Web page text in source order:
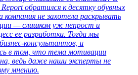
обратился к десятку обувных
компания не захотела раскрывать
— слишком уж непрост и
ее разработки. Тогда мы
консультантов, и
в том, что тема мотивации
ведь даже наши эксперты не
мнению.